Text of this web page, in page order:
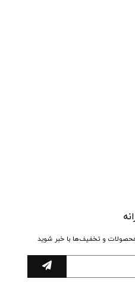
محصولات و تخفیف‌ها با خبر شوید